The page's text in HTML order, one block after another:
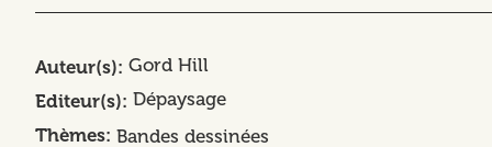
Auteur(s) Gord Hill
Editeur(s) Dépaysage
Thèmes Bandes dessinées